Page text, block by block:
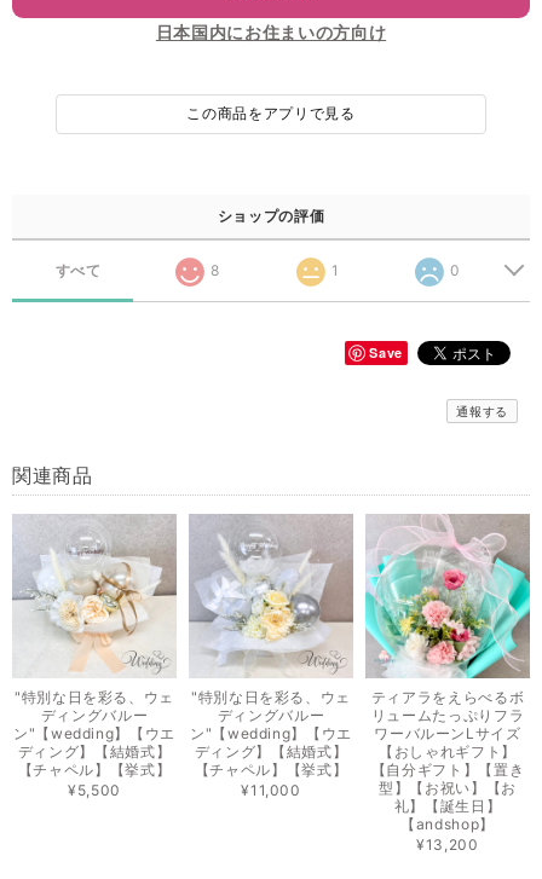
日本国内にお住まいの方向け
この商品をアプリで見る
ショップの評価
すべて 8 1 0
Save
通報する
関連商品
"特別な日を彩る、ウェ
ディングバルー
ン"【wedding】【ウエ
ディング】【結婚式】
【チャペル】【挙式】
¥5,500
"特別な日を彩る、ウェ
ディングバルー
ン"【wedding】【ウエ
ディング】【結婚式】
【チャペル】【挙式】
¥11,000
ティアラをえらべるボ
リュームたっぷりフラ
ワーバルーンLサイズ
【おしゃれギフト】
【自分ギフト】【置き
型】【お祝い】【お
礼】【誕生日】
【andshop】
¥13,200